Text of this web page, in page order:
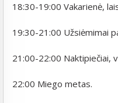
18:30-19:00 Vakarienė,
19:30-21:00 Užsiėmimai
21:00-22:00 Naktipiečiai,
22:00 Miego metas.